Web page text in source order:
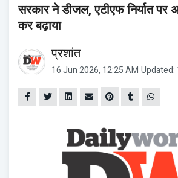
सरकार ने डीजल, एटीएफ निर्यात पर
कर बढ़ाया
प्रशांत
16 Jun 2026, 12:25 AM Updated: